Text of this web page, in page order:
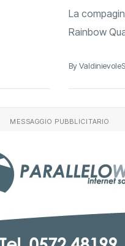
La
Rainbow
By
MESSAGGIO PUBBLICITARIO